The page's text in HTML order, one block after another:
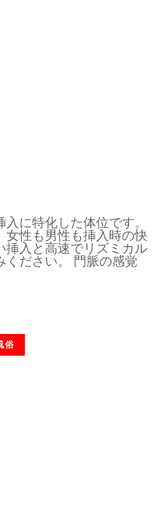
に特化した体位です。
女性も男性も挿入時の快
挿入と高速でリズミカル
ください。 門脈の感覚
俗